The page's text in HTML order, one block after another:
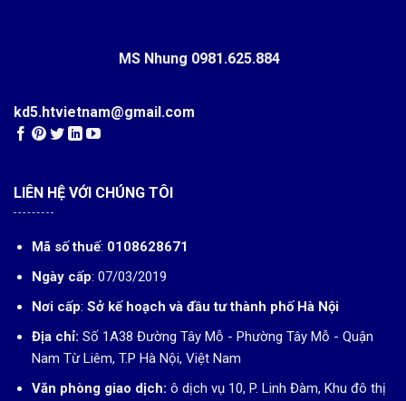
MS Nhung 0981.625.884
kd5.htvietnam@gmail.com
LIÊN HỆ VỚI CHÚNG TÔI
Mã số thuế: 0108628671
Ngày cấp: 07/03/2019
Nơi cấp: Sở kế hoạch và đầu tư thành phố Hà Nội
Địa chỉ: Số 1A38 Đường Tây Mỗ - Phường Tây Mỗ - Quận
Nam Từ Liêm, T.P Hà Nội, Việt Nam
Văn phòng giao dịch: ô dịch vụ 10, P. Linh Đàm, Khu đô thị